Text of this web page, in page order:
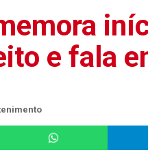
e fala